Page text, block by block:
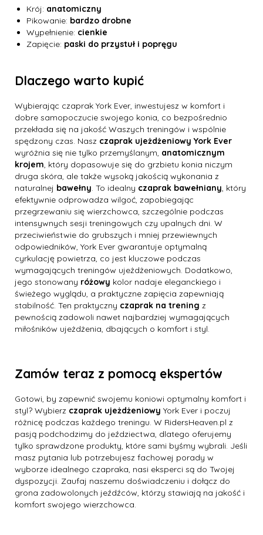
Krój: anatomiczny
Pikowanie: bardzo drobne
Wypełnienie: cienkie
Zapięcie: paski do przystuł i popręgu
Dlaczego warto kupić
Wybierając czaprak York Ever, inwestujesz w komfort i
dobre samopoczucie swojego konia, co bezpośrednio
przekłada się na jakość Waszych treningów i wspólnie
spędzony czas. Nasz czaprak ujeżdżeniowy York Ever
wyróżnia się nie tylko przemyślanym, anatomicznym
krojem, który dopasowuje się do grzbietu konia niczym
druga skóra, ale także wysoką jakością wykonania z
naturalnej bawełny. To idealny czaprak bawełniany, który
efektywnie odprowadza wilgoć, zapobiegając
przegrzewaniu się wierzchowca, szczególnie podczas
intensywnych sesji treningowych czy upalnych dni. W
przeciwieństwie do grubszych i mniej przewiewnych
odpowiedników, York Ever gwarantuje optymalną
cyrkulację powietrza, co jest kluczowe podczas
wymagających treningów ujeżdżeniowych. Dodatkowo,
jego stonowany różowy kolor nadaje eleganckiego i
świeżego wyglądu, a praktyczne zapięcia zapewniają
stabilność. Ten praktyczny czaprak na trening z
pewnością zadowoli nawet najbardziej wymagających
miłośników ujeżdżenia, dbających o komfort i styl.
Zamów teraz z pomocą ekspertów
Gotowi, by zapewnić swojemu koniowi optymalny komfort i
styl? Wybierz czaprak ujeżdżeniowy York Ever i poczuj
różnicę podczas każdego treningu. W RidersHeaven.pl z
pasją podchodzimy do jeździectwa, dlatego oferujemy
tylko sprawdzone produkty, które sami byśmy wybrali. Jeśli
masz pytania lub potrzebujesz fachowej porady w
wyborze idealnego czapraka, nasi eksperci są do Twojej
dyspozycji. Zaufaj naszemu doświadczeniu i dołącz do
grona zadowolonych jeźdźców, którzy stawiają na jakość i
komfort swojego wierzchowca.